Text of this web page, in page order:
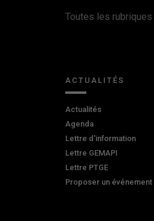
Toutes les
ACTUALITÉS
Actualités
Agenda
Lettre d'information
Lettre GEMAPI
Lettre PTGE
Proposer un événement